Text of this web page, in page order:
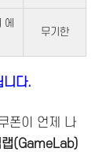
무기한
니다.
폰이 언제 나
랩(GameLab)